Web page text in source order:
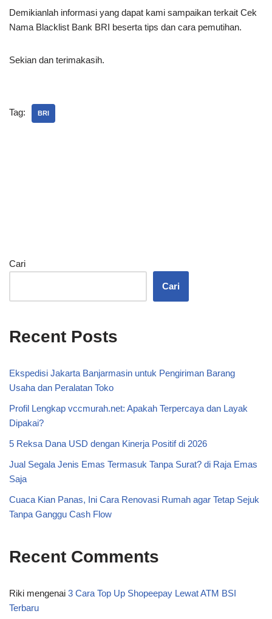
Demikianlah informasi yang dapat kami sampaikan terkait Cek
Nama Blacklist Bank BRI beserta tips dan cara pemutihan.
Sekian dan terimakasih.
Tag: BRI
Cari
Cari
Recent Posts
Ekspedisi Jakarta Banjarmasin untuk Pengiriman Barang
Usaha dan Peralatan Toko
Profil Lengkap vccmurah.net: Apakah Terpercaya dan Layak
Dipakai?
5 Reksa Dana USD dengan Kinerja Positif di 2026
Jual Segala Jenis Emas Termasuk Tanpa Surat? di Raja Emas
Saja
Cuaca Kian Panas, Ini Cara Renovasi Rumah agar Tetap Sejuk
Tanpa Ganggu Cash Flow
Recent Comments
Riki mengenai 3 Cara Top Up Shopeepay Lewat ATM BSI
Terbaru